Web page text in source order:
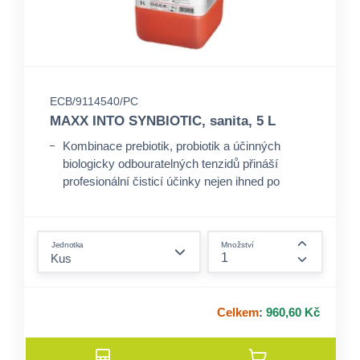
ECB/9114540/PC
MAXX INTO SYNBIOTIC, sanita, 5 L
Kombinace prebiotik, probiotik a účinných
biologicky odbouratelných tenzidů přináší
profesionální čisticí účinky nejen ihned po
Pomáhá dosahovat nejvyššího možného
výkonu při odstraňování nečistot v
úrovni a pomáhají předcházet usazování
kyselin.
Jednotka Množství
Celkem: 960,60 Kč